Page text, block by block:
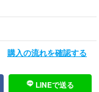
購入の流れを確認する
LINEで送る